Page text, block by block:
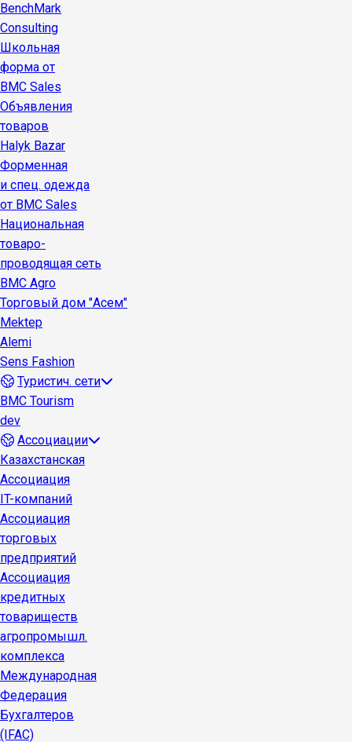
BenchMark
Consulting
Школьная
форма от
BMC Sales
Объявления
товаров
Halyk Bazar
Форменная
и спец. одежда
от BMC Sales
Национальная
товаро-
проводящая сеть
BMC Agro
Торговый дом "Асем"
Mektep
Alemi
Sens Fashion
Туристич. сети
BMC Tourism
dev
Ассоциации
Казахстанская
Ассоциация
IT-компаний
Ассоциация
торговых
предприятий
Ассоциация
кредитных
товариществ
агропромышл.
комплекса
Международная
Федерация
Бухгалтеров
(IFAC)